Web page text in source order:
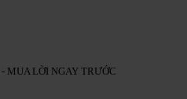
MUA LỜI NGAY TRƯỚC